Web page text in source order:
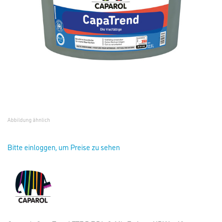
Abbildung ähnlich
Bitte einloggen, um Preise zu sehen